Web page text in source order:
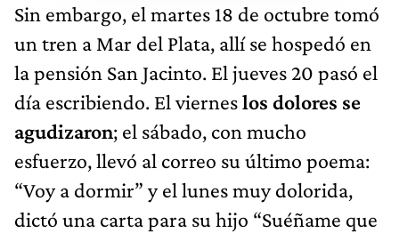
Sin embargo, el martes 18 de octubre tomó
un tren a Mar del Plata, allí se hospedó en
la pensión San Jacinto. El jueves 20 pasó el
día escribiendo. El vierneslos dolores se
agudizaron; el sábado, con mucho
esfuerzo, llevó al correo su último poema:
“Voy a dormir” y el lunes muy dolorida,
dictó una carta para su hijo “Suéñame que